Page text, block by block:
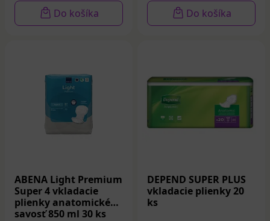
Do košíka Do košíka
ABENA Light Premium
Super 4 vkladacie
plienky anatomické
savosť 850 ml 30 ks
DEPEND SUPER PLUS
vkladacie plienky 20
ks